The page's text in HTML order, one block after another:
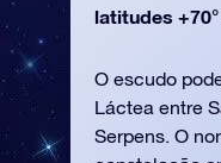
latitudes +70°
O escudo
Láctea entre
Serpens. O